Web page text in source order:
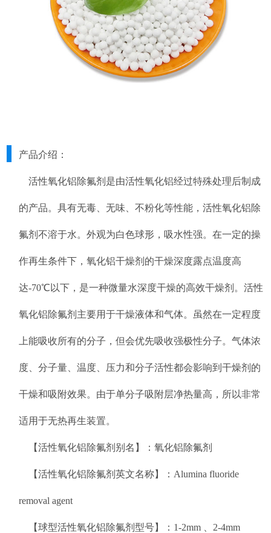
产品介绍：
活性氧化铝除氟剂是由活性氧化铝经过特殊处理后制成
的产品。具有无毒、无味、不粉化等性能，活性氧化铝除
氟剂不溶于水。外观为白色球形，吸水性强。在一定的操
作再生条件下，氧化铝干燥剂的干燥深度露点温度高
达-70℃以下，是一种微量水深度干燥的高效干燥剂。活性
氧化铝除氟剂主要用于干燥液体和气体。虽然在一定程度
上能吸收所有的分子，但会优先吸收强极性分子。气体浓
度、分子量、温度、压力和分子活性都会影响到干燥剂的
干燥和吸附效果。由于单分子吸附层净热量高，所以非常
适用于无热再生装置。
【活性氧化铝除氟剂别名】：氧化铝除氟剂
【活性氧化铝除氟剂英文名称】：Alumina fluoride
removal agent
【球型活性氧化铝除氟剂型号】：1-2mm 、2-4mm